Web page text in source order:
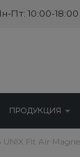
Пт: 10:00-18:00
ПРОДУКЦИЯ
Fit Air